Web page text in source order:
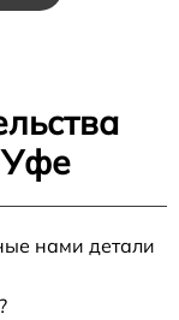
Уфе
нами детали